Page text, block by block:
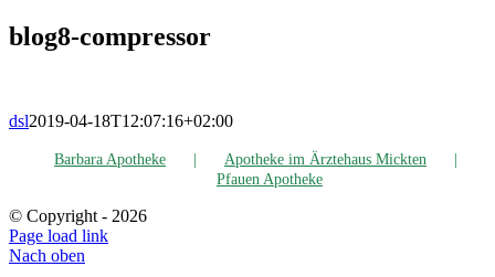
blog8-com­pres­sor
dsl2019-04-18T12:07:16+02:00
Bar­ba­ra Apotheke
Apo­the­ke im Ärz­te­haus Mickten
Pfau­en Apotheke
© Copyright - 2026
Page load link
Nach oben